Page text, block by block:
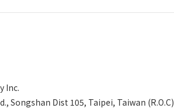
Inc.
Songshan Dist 105, Taipei, Taiwan (R.O.C)